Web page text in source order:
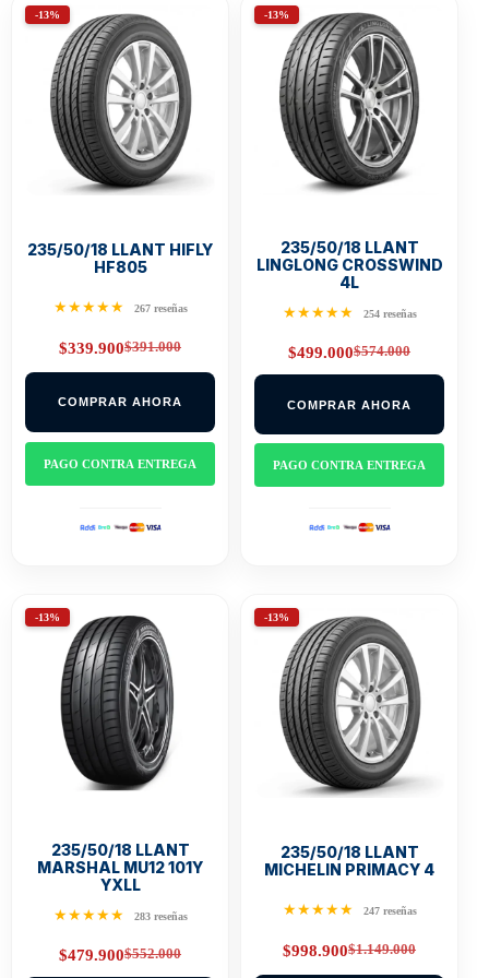
-13%
235/50/18 LLANT HIFLY
HF805
★★★★★ 267 reseñas
$391.000
Original
price
$391.000.
$339.900Current
price
$339.900.
COMPRAR AHORA
PAGO CONTRA ENTREGA
-13%
235/50/18 LLANT
LINGLONG CROSSWIND
4L
★★★★★ 254 reseñas
$574.000
Original
price
$574.000.
$499.000Current
price
$499.000.
COMPRAR AHORA
PAGO CONTRA ENTREGA
-13%
235/50/18 LLANT
MARSHAL MU12 101Y
YXLL
★★★★★ 283 reseñas
$552.000
Original
$479.900Current
-13%
235/50/18 LLANT
MICHELIN PRIMACY 4
★★★★★ 247 reseñas
$1.149.000
Original
price
$998.900Current
price